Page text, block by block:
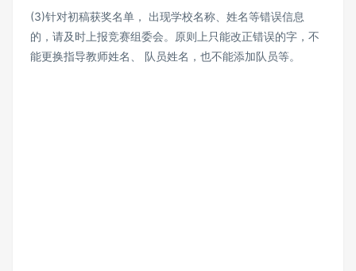
(3)针对初稿获奖名单， 出现学校名称、姓名等错误信息
的，请及时上报竞赛组委会。原则上只能改正错误的字，不
能更换指导教师姓名、 队员姓名，也不能添加队员等。